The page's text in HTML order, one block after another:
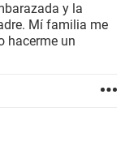
y la
Mí familia me
hacerme un